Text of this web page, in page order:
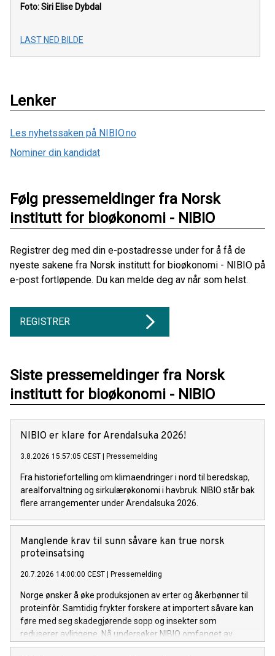
Foto: Siri Elise Dybdal
LAST NED BILDE
Lenker
Les nyhetssaken på NIBIO.no
Nominer din kandidat
Følg pressemeldinger fra Norsk
institutt for bioøkonomi - NIBIO
Registrer deg med din e-postadresse under for å få de
nyeste sakene fra Norsk institutt for bioøkonomi - NIBIO på
e-post fortløpende. Du kan melde deg av når som helst.
REGISTRER
Siste pressemeldinger fra Norsk
institutt for bioøkonomi - NIBIO
NIBIO er klare for Arendalsuka 2026!
3.8.2026 15:57:05 CEST | Pressemelding
Fra historiefortelling om klimaendringer i nord til beredskap,
arealforvaltning og sirkulærøkonomi i havbruk. NIBIO står bak
flere arrangementer under Arendalsuka 2026.
Manglende krav til sunn såvare kan true norsk
proteinsatsing
20.7.2026 14:00:00 CEST | Pressemelding
Norge ønsker å øke produksjonen av erter og åkerbønner til
proteinfôr. Samtidig frykter forskere at importert såvare kan
føre med seg skadegjørende sopp og insekter som
reduserer avlingene. Nå undersøker NIBIO omfanget av
problemet og mulige tiltak.